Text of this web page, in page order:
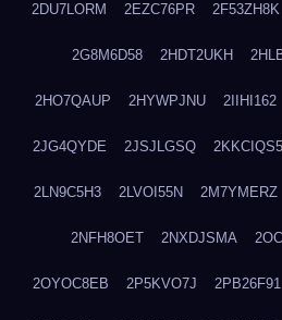
2DU7LORM 2EZC76PR 2F53ZH8K
2G8M6D58 2HDT2UKH
2HO7QAUP 2HYWPJNU 2IIHI162
2JG4QYDE 2JSJLGSQ 2KKCIQS5
2LN9C5H3 2LVOI55N 2M7YMERZ
2NFH8OET 2NXDJSMA
2OYOC8EB 2P5KVO7J 2PB26F91